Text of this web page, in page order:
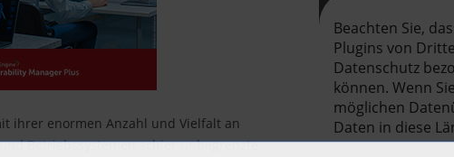
ihrer enormen Anzahl und Vielfalt an
Betriebssystemen schier unbegrenzte